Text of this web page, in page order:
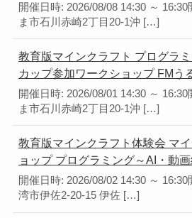
開催日時: 2026/08/08 14:30 ～
ま市石川赤崎2丁目20-1沖 […]
教育版マインクラフト プログラ
カップ参加ワークショップ FMう
開催日時: 2026/08/01 14:30 ～
ま市石川赤崎2丁目20-1沖 […]
教育版マインクラフト体験会 マ
ョップ プログラミング～AI・動
開催日時: 2026/08/02 14:30 ～
湾市伊佐2-20-15 伊佐 […]